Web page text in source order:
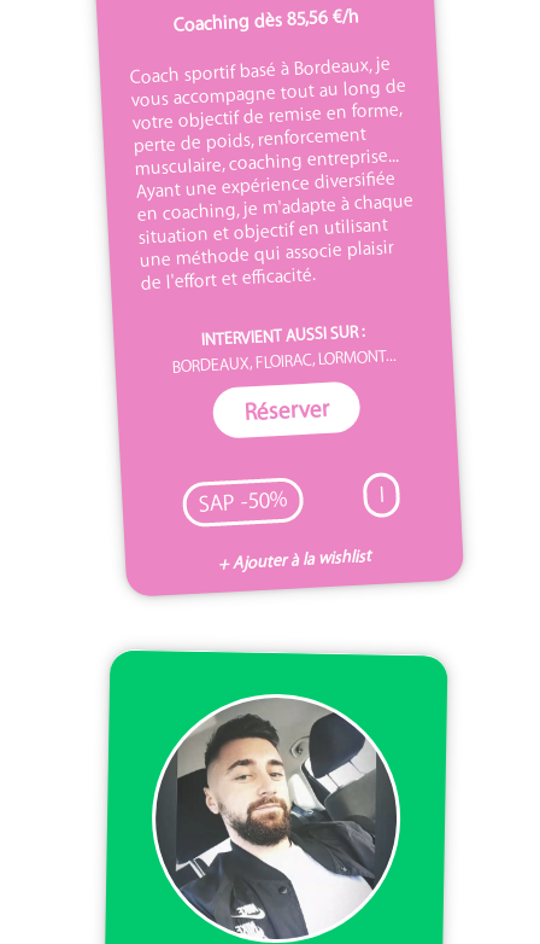
Coaching dès 85,56 €/h
Coach sportif basé à Bordeaux, je
vous accompagne tout au long de
votre objectif de remise en forme,
perte de poids, renforcement
musculaire, coaching entreprise...
Ayant une expérience diversifiée
en coaching, je m'adapte à chaque
situation et objectif en utilisant
une méthode qui associe plaisir
de l'effort et efficacité.
INTERVIENT AUSSI SUR :
BORDEAUX, FLOIRAC, LORMONT...
Réserver
SAP -50% I
+ Ajouter à la wishlist